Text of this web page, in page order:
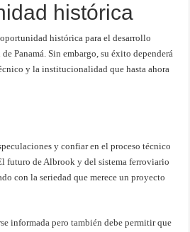
histórica
histórica para el desarrollo
Panamá. Sin embargo, su éxito dependerá
y la institucionalidad que hasta ahora
y confiar en el proceso técnico
futuro de Albrook y del sistema ferroviario
con la seriedad que merece un proyecto
informada pero también debe permitir que